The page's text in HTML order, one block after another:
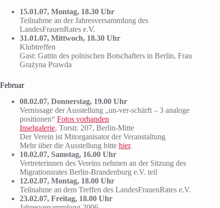
15.01.07, Montag, 18.30 Uhr
Teilnahme an der Jahresversammlung des
LandesFrauenRates e.V.
31.01.07, Mittwoch, 18.30 Uhr
Klubtreffen
Gast: Gattin des polnischen Botschafters in Berlin, Frau
Grażyna Prawda
Februar
08.02.07, Donnerstag, 19.00 Uhr
Vernissage der Ausstellung „un-ver-schärft – 3 analoge
positionen“ Fotos vorhanden
Inselgalerie, Torstr. 207, Berlin-Mitte
Der Verein ist Mitorganisator der Veranstaltung
Mehr über die Ausstellung bitte hier.
10.02.07, Samstag, 16.00 Uhr
Vertreterinnen des Vereins nehmen an der Sitzung des
Migrationsrates Berlin-Brandenburg e.V. teil
12.02.07, Montag, 18.00 Uhr
Teilnahme an dem Treffen des LandesFrauenRates e.V.
23.02.07, Freitag, 18.00 Uhr